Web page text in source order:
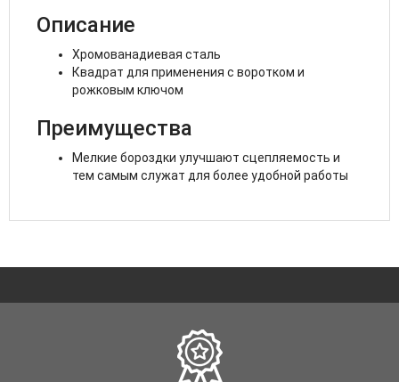
Описание
Хромованадиевая сталь
Квадрат для применения с воротком и
рожковым ключом
Преимущества
Мелкие бороздки улучшают сцепляемость и
тем самым служат для более удобной работы